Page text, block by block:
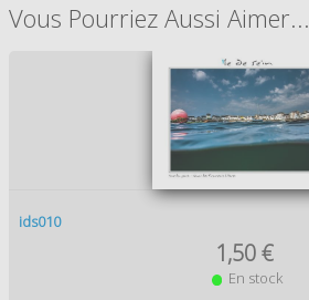
Vous Pourriez Aussi Aimer...
ids010
1,50 €
En stock